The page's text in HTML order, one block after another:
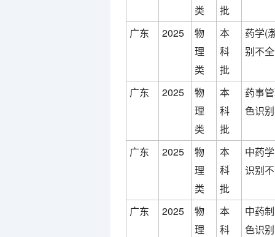
类
批
广东 2025
物
理
类
本
科
批
药学(
别不
广东 2025
物
理
类
本
科
批
药事
色识
广东 2025
物
理
类
本
科
批
中药
识别
广东 2025
物
理
本
科
中药
色识